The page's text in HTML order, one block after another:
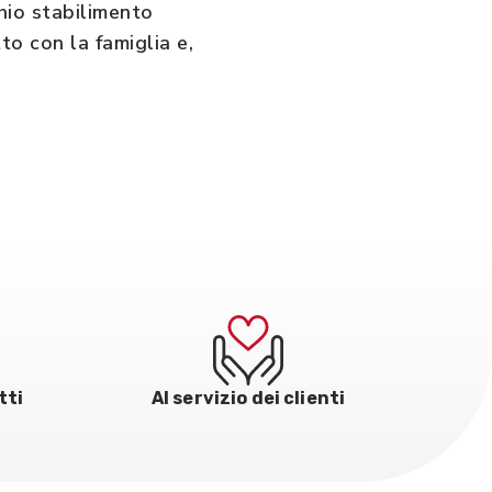
stabilimento
con la famiglia e,
Al servizio dei clienti